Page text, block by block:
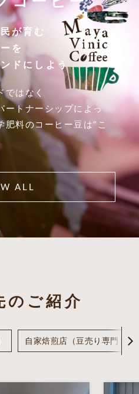
が育む
を
ドにしよう
ではなく
ートナーシップによっ
料のコーヒー豆は“こ
ALL
のご紹介
自家焙煎店（豆売り専門）